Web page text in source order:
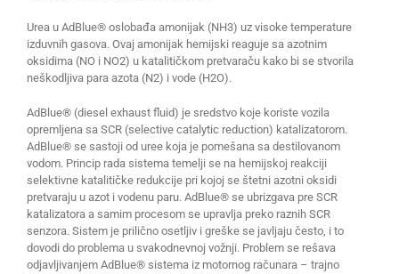
Urea u AdBlue® oslobađa amonijak (NH3) uz visoke temperature
izduvnih gasova. Ovaj amonijak hemijski reaguje sa azotnim
oksidima (NО i NО2) u katalitičkom pretvaraču kako bi se stvorila
neškodljiva para azota (N2) i vode (H2O).
AdBlue® (diesel exhaust fluid) je sredstvo koje koriste vozila
opremljena sa SCR (selective catalytic reduction) katalizatorom.
AdBlue® se sastoji od uree koja je pomešana sa destilovanom
vodom. Princip rada sistema temelji se na hemijskoj reakciji
selektivne katalitičke redukcije pri kojoj se štetni azotni oksidi
pretvaraju u azot i vodenu paru. AdBlue® se ubrizgava pre SCR
katalizatora a samim procesom se upravlja preko raznih SCR
senzora. Sistem je prilično osetljiv i greške se javljaju često, i to
dovodi do problema u svakodnevnoj vožnji. Problem se rešava
odjavljivanjem AdBlue® sistema iz motornog računara – trajno